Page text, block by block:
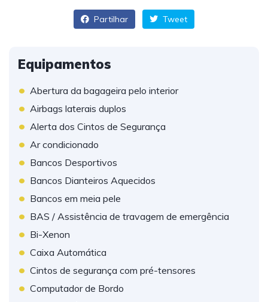
Partilhar Tweet
Equipamentos
• Abertura da bagageira pelo interior
• Airbags laterais duplos
• Alerta dos Cintos de Segurança
• Ar condicionado
• Bancos Desportivos
• Bancos Dianteiros Aquecidos
• Bancos em meia pele
• BAS / Assistência de travagem de emergência
• Bi-Xenon
• Caixa Automática
• Cintos de segurança com pré-tensores
• Computador de Bordo